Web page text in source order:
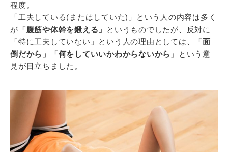
程度。
「工夫している(またはしていた)」という人の内容は多く
が 「腹筋や体幹を鍛える」
というものでしたが、反対に
「特に工夫していない」という人の理由としては、
「面
倒だから」「何をしていいかわからないから」
という意
見が目立ちました。